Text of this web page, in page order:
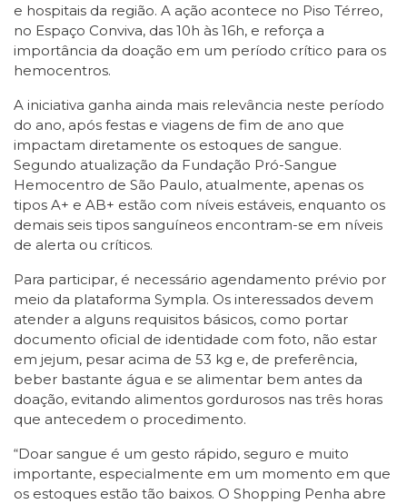
e hospitais da região. A ação acontece no Piso Térreo,
no Espaço Conviva, das 10h às 16h, e reforça a
importância da doação em um período crítico para os
hemocentros.
A iniciativa ganha ainda mais relevância neste período
do ano, após festas e viagens de fim de ano que
impactam diretamente os estoques de sangue.
Segundo atualização da Fundação Pró-Sangue
Hemocentro de São Paulo, atualmente, apenas os
tipos A+ e AB+ estão com níveis estáveis, enquanto os
demais seis tipos sanguíneos encontram-se em níveis
de alerta ou críticos.
Para participar, é necessário agendamento prévio por
meio da plataforma Sympla. Os interessados devem
atender a alguns requisitos básicos, como portar
documento oficial de identidade com foto, não estar
em jejum, pesar acima de 53 kg e, de preferência,
beber bastante água e se alimentar bem antes da
doação, evitando alimentos gordurosos nas três horas
que antecedem o procedimento.
“Doar sangue é um gesto rápido, seguro e muito
importante, especialmente em um momento em que
os estoques estão tão baixos. O Shopping Penha abre